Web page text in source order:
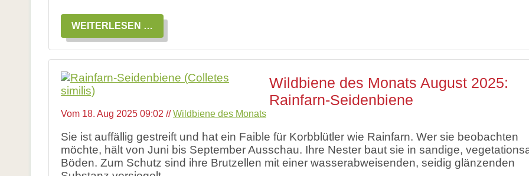
zur Vielfalt
WEITERLESEN …
DES
MONATS
NOVEMBER
2025:
DICKKOPF-
BLUTBIENE
Wildbiene des Monats August 2025:
Rainfarn-Seidenbiene
Vom 18. Aug 2025 09:02 //Wildbiene des Monats
Sie ist auffällig gestreift und hat ein Faible für Korbblütler wie Rainfarn. Wer sie beobachten
möchte, hält von Juni bis September Ausschau. Ihre Nester baut sie in sandige,
Böden. Zum Schutz sind ihre Brutzellen mit einer wasserabweisenden, seidig glänzenden